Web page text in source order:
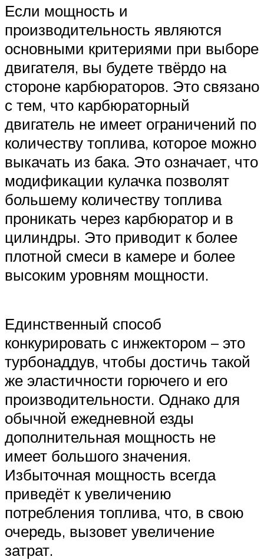
Если мощность и
производительность являются
основными критериями при выборе
двигателя, вы будете твёрдо на
стороне карбюраторов. Это связано
с тем, что карбюраторный
двигатель не имеет ограничений по
количеству топлива, которое можно
выкачать из бака. Это означает, что
модификации кулачка позволят
большему количеству топлива
проникать через карбюратор и в
цилиндры. Это приводит к более
плотной смеси в камере и более
высоким уровням мощности.
Единственный способ
конкурировать с инжектором – это
турбонаддув, чтобы достичь такой
же эластичности горючего и его
производительности. Однако для
обычной ежедневной езды
дополнительная мощность не
имеет большого значения.
Избыточная мощность всегда
приведёт к увеличению
потребления топлива, что, в свою
очередь, вызовет увеличение
затрат.